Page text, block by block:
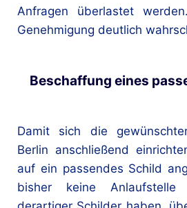
Anfragen überlastet
Genehmigung deutlich
Beschaffung eines
Damit sich die
Berlin anschließend
auf ein passendes Schild
bisher keine Anlaufstelle